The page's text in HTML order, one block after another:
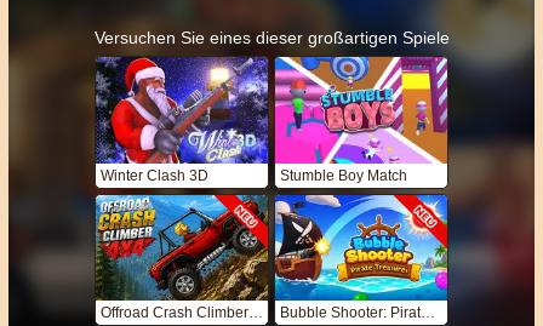
Versuchen Sie eines dieser großartigen Spiele
Winter Clash 3D Stumble Boy Match
Offroad Crash Climber 4X4 Bubble Shooter: Pirate Treasures